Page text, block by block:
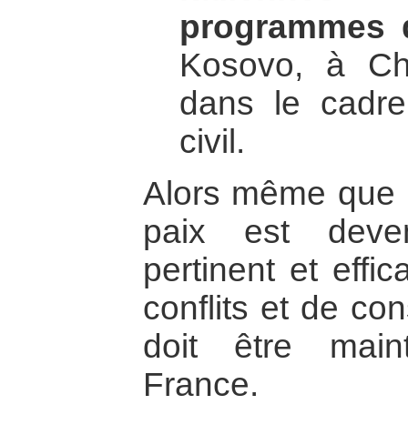
programmes
Kosovo, à
dans le
civil.
Alors même que
paix est
pertinent et
conflits et de
doit être
France.